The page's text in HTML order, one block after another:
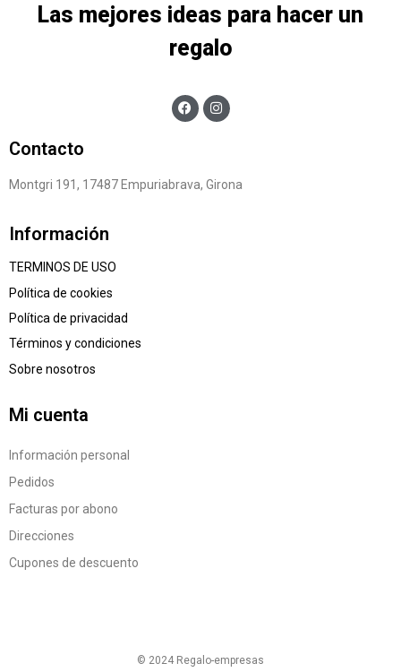
Las mejores ideas para hacer un
regalo
Contacto
Montgri 191, 17487 Empuriabrava, Girona
Información
TERMINOS DE USO
Política de cookies
Política de privacidad
Términos y condiciones
Sobre nosotros
Mi cuenta
Información personal
Pedidos
Facturas por abono
Direcciones
Cupones de descuento
© 2024 Regalo-empresas